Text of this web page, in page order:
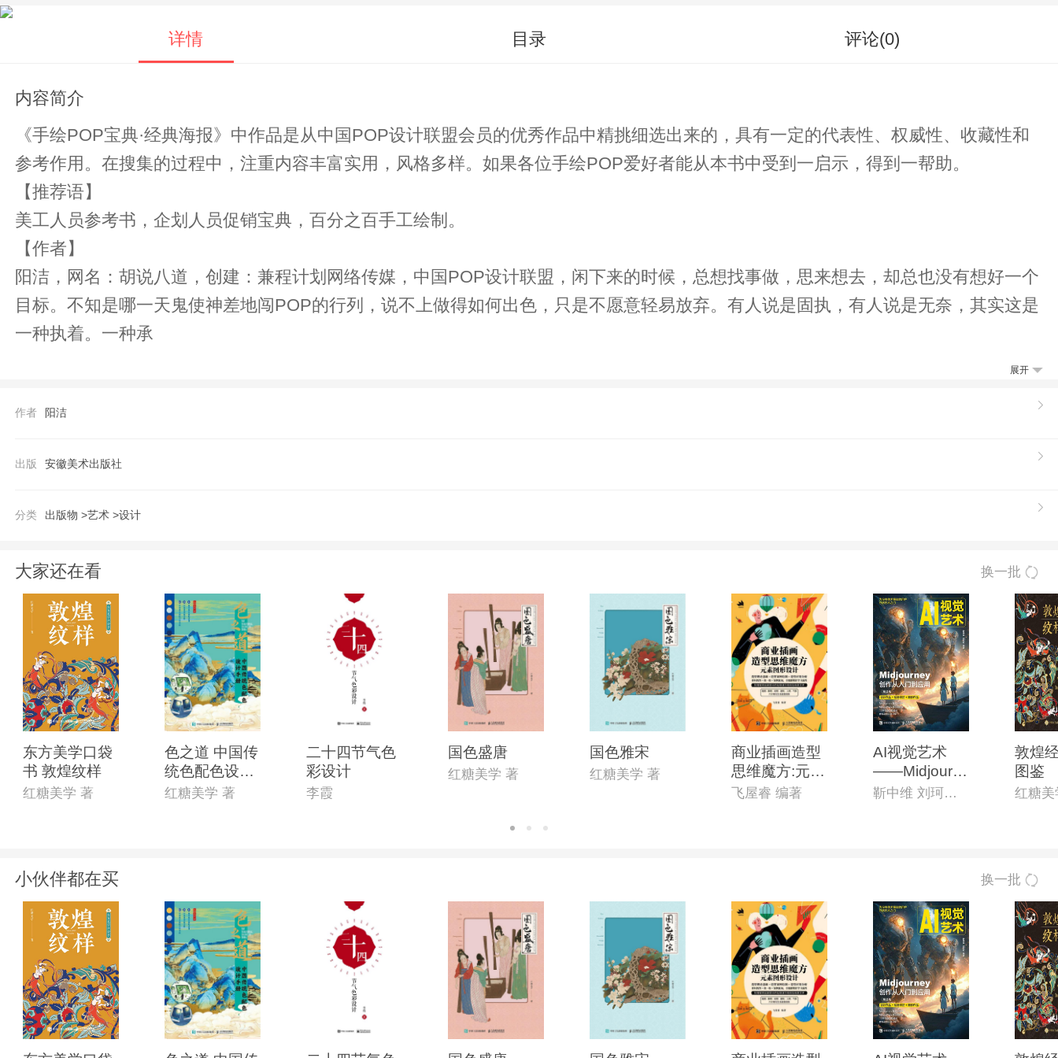
详情 目录 评论(0)
内容简介
《手绘POP宝典·经典海报》中作品是从中国POP设计联盟会员的优秀作品中精挑细选出来的，具有一定的代表性、权威性、收藏性和
参考作用。在搜集的过程中，注重内容丰富实用，风格多样。如果各位手绘POP爱好者能从本书中受到一启示，得到一帮助。
【推荐语】
美工人员参考书，企划人员促销宝典，百分之百手工绘制。
【作者】
阳洁，网名：胡说八道，创建：兼程计划网络传媒，中国POP设计联盟，闲下来的时候，总想找事做，思来想去，却总也没有想好一个
目标。不知是哪一天鬼使神差地闯POP的行列，说不上做得如何出色，只是不愿意轻易放弃。有人说是固执，有人说是无奈，其实这是
一种执着。一种承
展开
作者 阳洁
出版 安徽美术出版社
分类 出版物 >艺术 >设计
大家还在看 换一批
东方美学口袋
书 敦煌纹样
红糖美学 著
色之道 中国传
统色配色设计
手册
红糖美学 著
二十四节气色
彩设计
李霞
国色盛唐
红糖美学 著
国色雅宋
红糖美学 著
商业插画造型
思维魔方:元素
图形设计
飞屋睿 编著
AI视觉艺术
——Midjourn
ey创作从入门
靳中维 刘珂敏 编著
敦煌
图鉴
红糖美
小伙伴都在买 换一批